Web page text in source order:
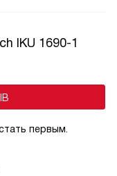
IKU 1690-1
первым.